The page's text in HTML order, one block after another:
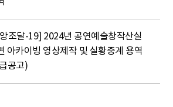
앙조달-19] 2024년 공연예술창작산실
아카이빙 영상제작 및 실황중계 용역
공고)